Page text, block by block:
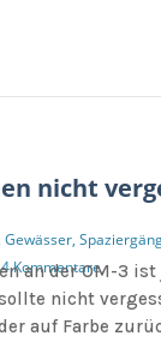
nicht
,Gewässer,
Kommentare
an der OM-3
nicht
auf Farbe